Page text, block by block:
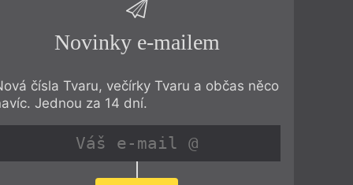
Novinky e-mailem
čísla Tvaru, večírky Tvaru a občas něco
Jednou za 14 dní.